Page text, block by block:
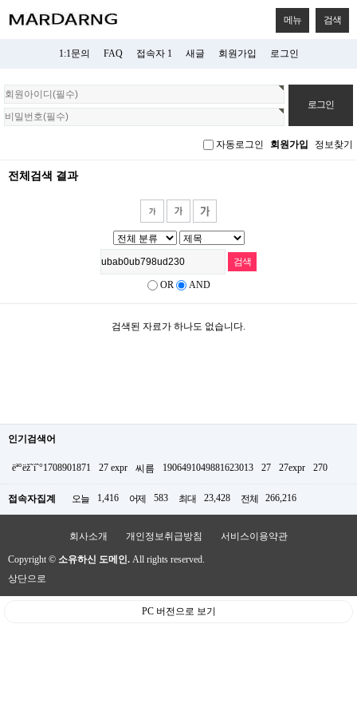
메뉴 검색
1:1문의 FAQ 접속자 1 새글 회원가입 로그인
회
원
로
자동로그인 회원가입 정보찾기
전체검색 결과
OR AND
검색된 자료가 하나도 없습니다.
인기검색어
ëª°ëž˜íˆ°1708901871 27 expr 씨름 1906491049881623013 27 27expr 270
접속자집계 오늘 1,416 어제 583 최대 23,428 전체 266,216
회사소개 개인정보취급방침 서비스이용약관
Copyright © 소유하신 도메인. All rights reserved.
상단으로
PC 버전으로 보기